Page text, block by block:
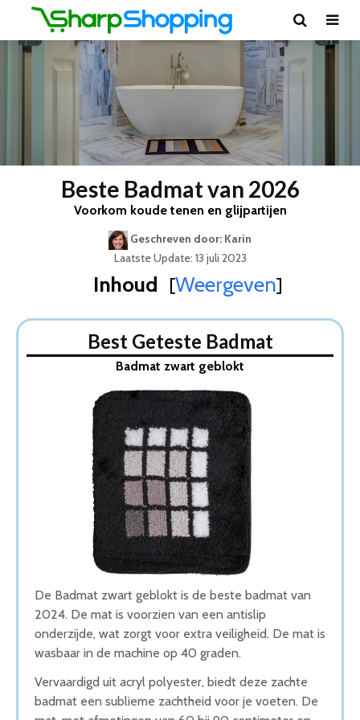
Beste Badmat van 2026
Voorkom koude tenen en glijpartijen
Geschreven door: Karin
Laatste Update: 13 juli 2023
Inhoud [Weergeven]
1. Badmat zwart geblokt
2. AKSA Home Badmat
3. Badmat Antislip
4. Sealskin Angora – Badmat
5. vidaXL Badmat
Wat is de beste Badmat van 2026
1. Beste Badmat van 2026
2. Goede Prijs-Kwaliteit Badmat
3. Beste Budget Badmat van 2026
4. Fijnste Badmat van 2026
5. Goede Koop Badmat
Best Geteste Badmat
Badmat zwart geblokt
De Badmat zwart geblokt is de beste badmat van
2024. De mat is voorzien van een antislip
onderzijde, wat zorgt voor extra veiligheid. De mat is
wasbaar in de machine op 40 graden.
Vervaardigd uit acryl polyester, biedt deze zachte
badmat een sublieme zachtheid voor je voeten. De